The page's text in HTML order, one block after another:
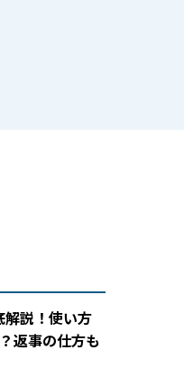
説！使い方
返事の仕方も